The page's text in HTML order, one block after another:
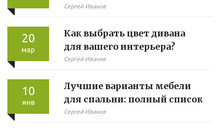
для российских
новый уровень ТБ
Сергей Иванов
20
мар
Как выбрать цвет дивана
для вашего интерьера?
Сергей Иванов
10
янв
Лучшие варианты мебели
для спальни: полный список
Сергей Иванов